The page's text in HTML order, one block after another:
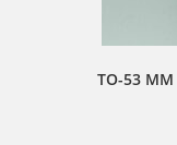
TO-53 MM